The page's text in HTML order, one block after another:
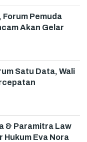
Pemuda
Akan Gelar
Satu Data, Wali
& Paramitra Law
Hukum Eva Nora